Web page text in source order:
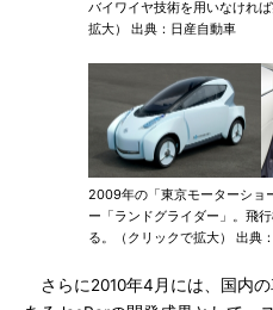
バイワイヤ技術を用いなけれ
拡大） 出典：日産自動車
2009年の「東京モーターショ
ー「ランドグライダー」。飛
る。（クリックで拡大） 出典
さらに2010年4月には、国内